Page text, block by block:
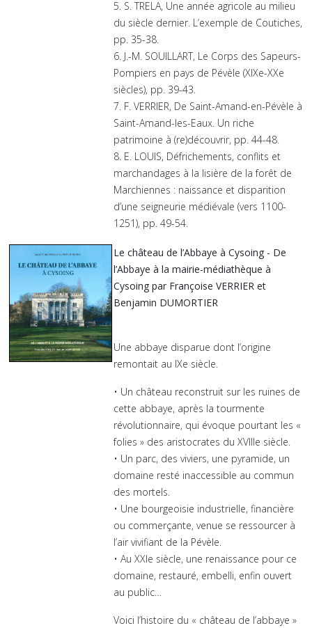
5. S. TRELA, Une année agricole au milieu
du siècle dernier. L’exemple de Coutiches,
pp. 35-38.
6. J.-M. SOUILLART, Le Corps des Sapeurs-
Pompiers en pays de Pévèle (XIXe-XXe
siècles), pp. 39-43.
7. F. VERRIER, De Saint-Amand-en-Pévèle à
Saint-Amand-les-Eaux. Un riche
patrimoine à (re)découvrir, pp. 44-48.
8. E. LOUIS, Défrichements, conflits et
marchandages à la lisière de la forêt de
Marchiennes : naissance et disparition
d’une seigneurie médiévale (vers 1100-
1251), pp. 49-54.
Le château de l’Abbaye à Cysoing - De
l’Abbaye à la mairie-médiathèque à
Cysoing par Françoise VERRIER et
Benjamin DUMORTIER
Une abbaye disparue dont l’origine
remontait au IXe siècle.
• Un château reconstruit sur les ruines de
cette abbaye, après la tourmente
révolutionnaire, qui évoque pourtant les «
folies » des aristocrates du XVIIIe siècle.
• Un parc, des viviers, une pyramide, un
domaine resté inaccessible au commun
des mortels.
• Une bourgeoisie industrielle, financière
ou commerçante, venue se ressourcer à
l’air vivifiant de la Pévèle.
• Au XXIe siècle, une renaissance pour ce
domaine, restauré, embelli, enfin ouvert
au public…
Voici l’histoire du « château de l’abbaye »